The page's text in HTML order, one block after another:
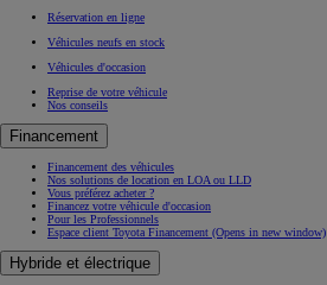
Réservation en ligne
Véhicules neufs en stock
Véhicules d'occasion
Reprise de votre véhicule
Nos conseils
Financement
Financement des véhicules
Nos solutions de location en LOA ou LLD
Vous préférez acheter ?
Financez votre véhicule d'occasion
Pour les Professionnels
Espace client Toyota Financement (Opens in new window)
Hybride et électrique